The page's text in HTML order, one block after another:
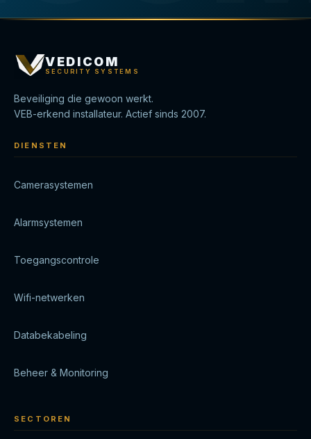
VEDICOM
SECURITY SYSTEMS
Beveiliging die gewoon werkt.
VEB-erkend installateur. Actief sinds 2007.
DIENSTEN
Camerasystemen
Alarmsystemen
Toegangscontrole
Wifi-netwerken
Databekabeling
Beheer & Monitoring
SECTOREN